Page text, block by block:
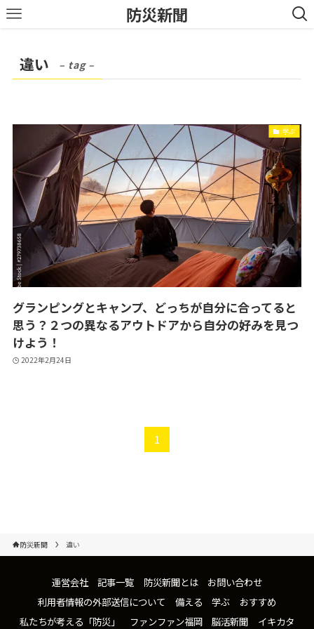
防災新聞
違い – tag –
学ぶ
グランピングとキャンプ、どっちが自分に合ってると
思う？２つの異なるアウトドアから自分の好みを見つ
けよう！
2022年2月24日
1
防災新聞 違い
運営会社 記事一覧 防災新聞とは
お問い合わせ
利用者情報の外部送信について
備える 学ぶ
おすすめ
私たちが考える「防災」
ファンファン福岡 脳活新聞 イキカタ